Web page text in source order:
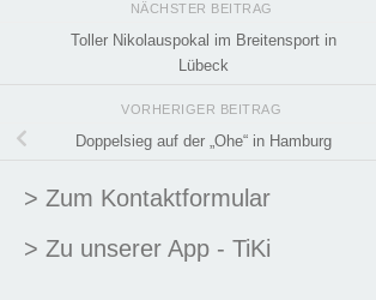
NÄCHSTER BEITRAG
Toller Nikolauspokal im Breitensport in
Lübeck
VORHERIGER BEITRAG
Doppelsieg auf der „Ohe“ in Hamburg
> Zum Kontaktformular
> Zu unserer App - TiKi